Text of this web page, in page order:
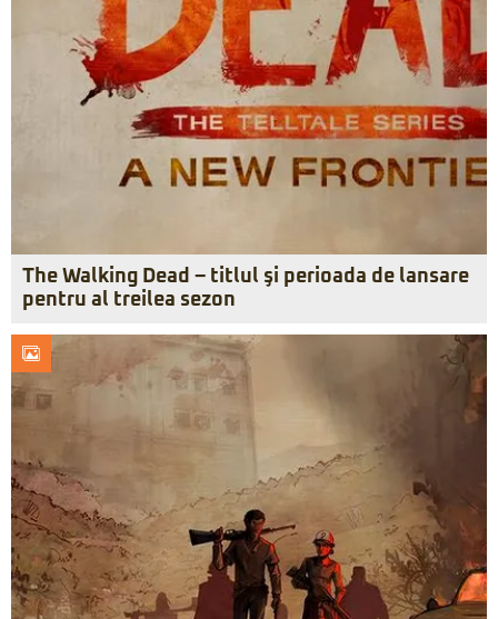
The Walking Dead – titlul şi perioada de lansare
pentru al treilea sezon